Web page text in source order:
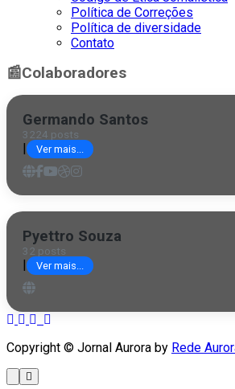
Política de Correções
Política de diversidade
Contato
📰Colaboradores
Germando Santos
3224 posts
Ver mais...
Pyettro Souza
32 posts
Ver mais...
Copyright © Jornal Aurora by Rede